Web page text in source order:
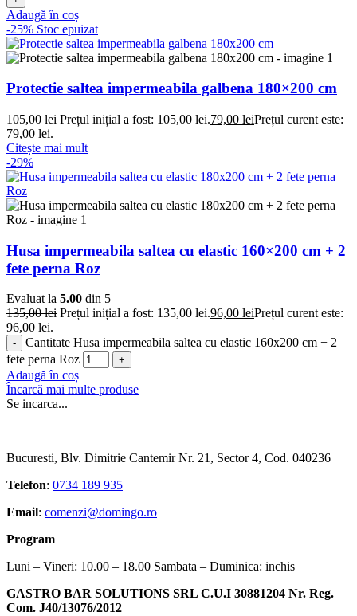
Adaugă în coș
-25% Stoc epuizat
Protectie saltea impermeabila galbena 180×200 cm
105,00lei Prețul inițial a fost: 105,00 lei.79,00 leiPrețul curent este:
79,00 lei.
Citește mai mult
-29%
Husa impermeabila saltea cu elastic 160×200 cm + 2
fete perna Roz
Evaluat la 5.00 din 5
135,00lei Prețul inițial a fost: 135,00 lei.96,00 leiPrețul curent este:
96,00 lei.
Cantitate Husa impermeabila saltea cu elastic 160x200 cm + 2
fete perna Roz
Adaugă în coș
Încarcă mai multe produse
Se incarca...
Bucuresti, Blv. Dimitrie Cantemir Nr. 21, Sector 4, Cod. 040236
Telefon: 0734 189 935
Email: comenzi@domingo.ro
Program
Luni – Vineri: 10.00 – 18.00 Sambata – Duminica: inchis
GASTRO BAR SOLUTIONS SRL C.U.I 30881204 Nr. Reg.
Com. J40/13076/2012